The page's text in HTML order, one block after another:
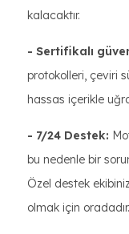
kalacaktır.
- Sertifikalı
protokolleri, çeviri
hassas içerikle
- 7/24 Destek:
bu nedenle bir
Özel destek
olmak için oradadır.